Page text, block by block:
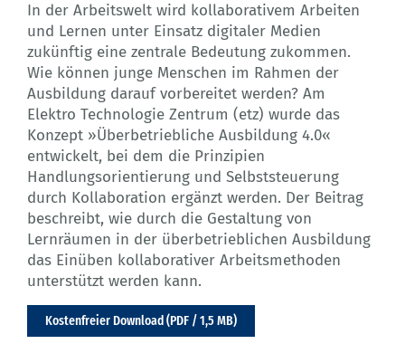
In der Arbeitswelt wird kollaborativem Arbeiten
und Lernen unter Einsatz digitaler Medien
zukünftig eine zentrale Bedeutung zukommen.
Wie können junge Menschen im Rahmen der
Ausbildung darauf vorbereitet werden? Am
Elektro Technologie Zentrum (etz) wurde das
Konzept »Überbetriebliche Ausbildung 4.0«
entwickelt, bei dem die Prinzipien
Handlungsorientierung und Selbststeuerung
durch Kollaboration ergänzt werden. Der Beitrag
beschreibt, wie durch die Gestaltung von
Lernräumen in der überbetrieblichen Ausbildung
das Einüben kollaborativer Arbeitsmethoden
unterstützt werden kann.
Kostenfreier Download (PDF / 1,5 MB)